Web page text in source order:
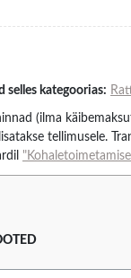
selles kategoorias:
(ilma
tellimusele.